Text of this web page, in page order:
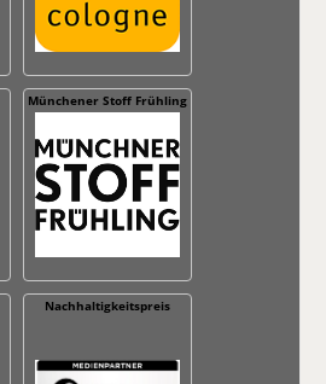
Münchener Stoff Frühling
Nachhaltig­keitspreis